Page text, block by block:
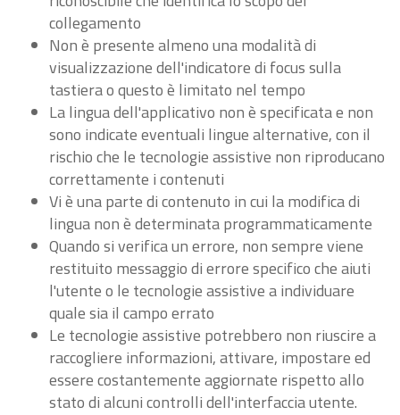
collegamento
Non è presente almeno una modalità di
visualizzazione dell'indicatore di focus sulla
tastiera o questo è limitato nel tempo
La lingua dell'applicativo non è specificata e non
sono indicate eventuali lingue alternative, con il
rischio che le tecnologie assistive non riproducano
correttamente i contenuti
Vi è una parte di contenuto in cui la modifica di
lingua non è determinata programmaticamente
Quando si verifica un errore, non sempre viene
restituito messaggio di errore specifico che aiuti
l'utente o le tecnologie assistive a individuare
quale sia il campo errato
Le tecnologie assistive potrebbero non riuscire a
raccogliere informazioni, attivare, impostare ed
essere costantemente aggiornate rispetto allo
stato di alcuni controlli dell'interfaccia utente.